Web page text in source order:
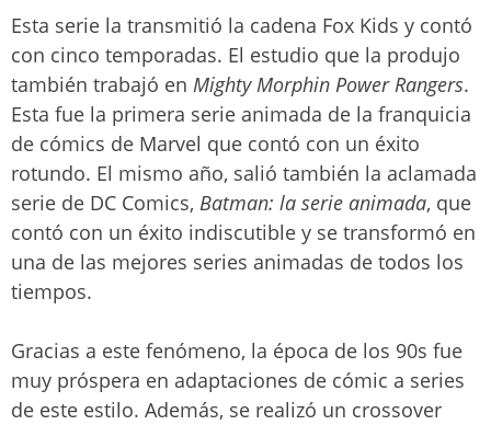
Esta serie la transmitió la cadena Fox Kids y contó
con cinco temporadas. El estudio que la produjo
también trabajó en Mighty Morphin Power Rangers.
Esta fue la primera serie animada de la franquicia
de cómics de Marvel que contó con un éxito
rotundo. El mismo año, salió también la aclamada
serie de DC Comics, Batman: la serie animada, que
contó con un éxito indiscutible y se transformó en
una de las mejores series animadas de todos los
tiempos.
Gracias a este fenómeno, la época de los 90s fue
muy próspera en adaptaciones de cómic a series
de este estilo. Además, se realizó un crossover